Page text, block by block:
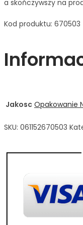
a skończywszy na
Kod produktu: 670503
Jakosc Opakowanie
SKU: 061152670503